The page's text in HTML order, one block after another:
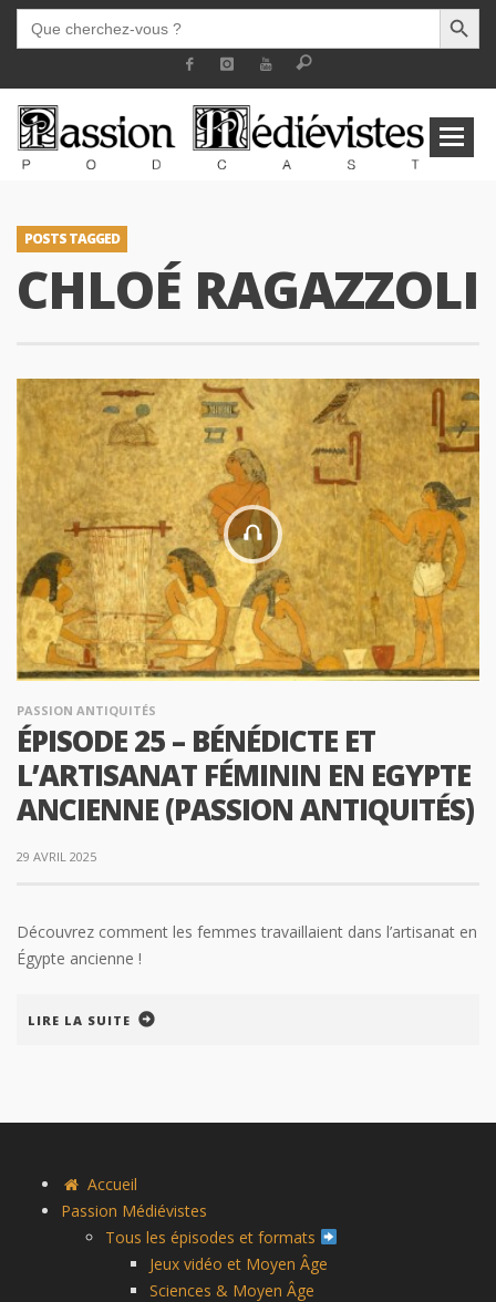
SEARCH
FOR:
SEARCH
POSTS TAGGED
CHLOÉ RAGAZZOLI
PASSION ANTIQUITÉS
ÉPISODE 25 – BÉNÉDICTE ET
L’ARTISANAT FÉMININ EN EGYPTE
ANCIENNE (PASSION ANTIQUITÉS)
29 AVRIL 2025
Découvrez comment les femmes travaillaient dans l’artisanat en
Égypte ancienne !
LIRE LA SUITE
Accueil
Passion Médiévistes
Tous les épisodes et formats
Jeux vidéo et Moyen Âge
Sciences & Moyen Âge